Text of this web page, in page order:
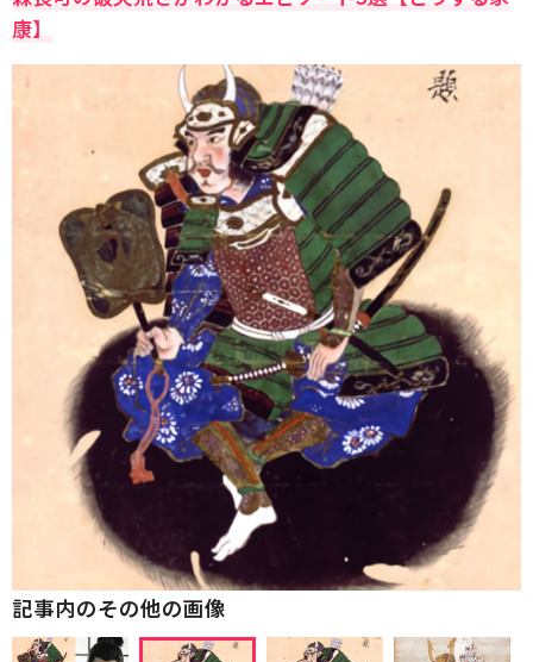
康】
記事内のその他の画像